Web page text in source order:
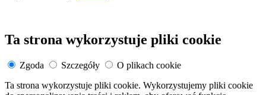
Ta strona wykorzystuje pliki cookie
Zgoda Szczegóły
O plikach cookie
Ta strona wykorzystuje pliki cookie. Wykorzystujemy pliki cookie